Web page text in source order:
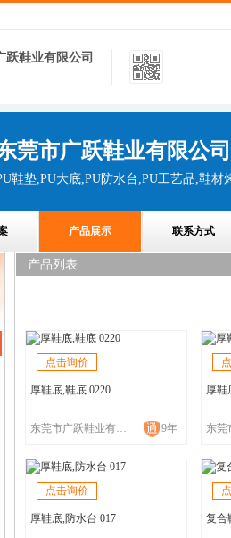
跃鞋业有限公司
莞市广跃鞋业有限公司
鞋垫,PU大底,PU防水台,PU工艺品,鞋材
产品展示 联系方式
产品列表
点击询价
厚鞋底,鞋底 0220
东莞市广跃鞋业有限公司 9年
厚鞋
点击询价
厚鞋底,防水台 017 复合